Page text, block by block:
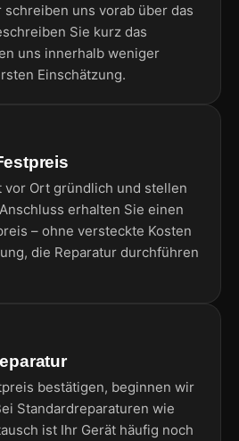
uns vorab über das
Sie kurz das
uns innerhalb weniger
Einschätzung.
vor Ort gründlich und stellen
erhalten Sie einen
– ohne versteckte Kosten
die Reparatur durchführen
bestätigen, beginnen wir
Standardreparaturen wie
ist Ihr Gerät häufig noch